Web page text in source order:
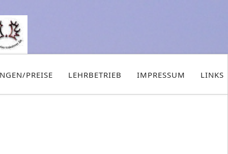
PREISE LEHRBETRIEB IMPRESSUM LINKS